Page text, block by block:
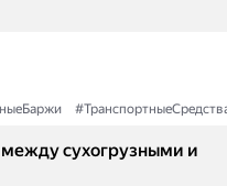
сухогрузными и